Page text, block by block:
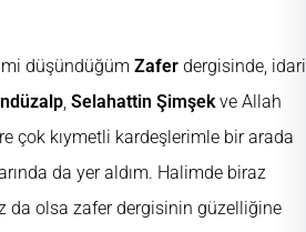
düşündüğüm Zafer dergisinde, idari
, Selahattin Şimşekve Allah
çok kıymetli kardeşlerimle bir arada
da yer aldım. Halimde biraz
da olsa zafer dergisinin güzelliğine